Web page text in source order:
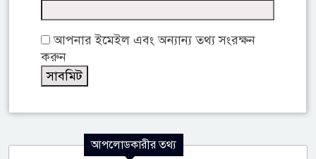
আপনার ইমেইল এবং অন্যান্য তথ্য সংরক্ষন
করুন
আপলোডকারীর তথ্য